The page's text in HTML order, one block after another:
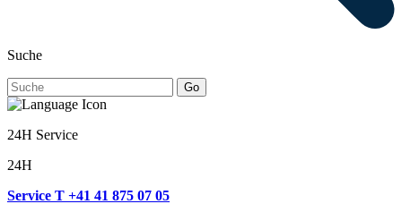
Suche
Go
24H Service
24H
Service T +41 41 875 07 05